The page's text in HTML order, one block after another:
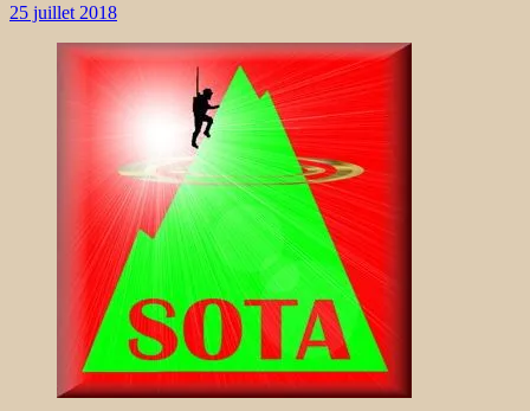
25 juillet 2018